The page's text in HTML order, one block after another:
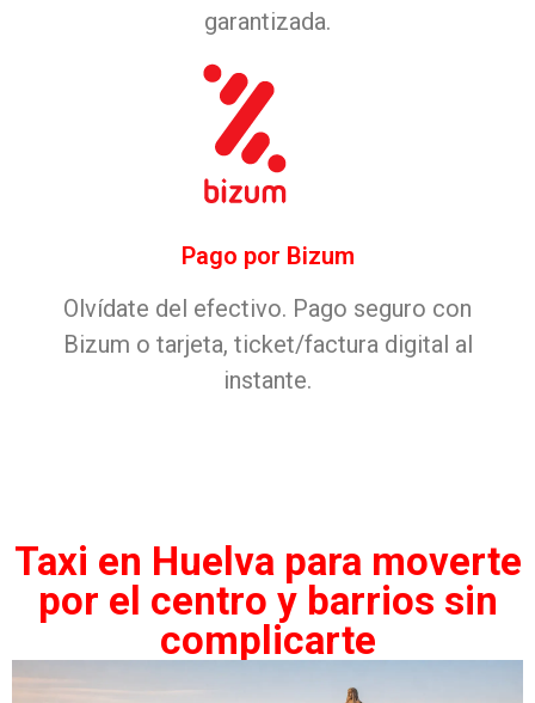
garantizada.
Pago por Bizum
Olvídate del efectivo. Pago seguro con
Bizum o tarjeta, ticket/factura digital al
instante.
Taxi en Huelva para moverte
por el centro y barrios sin
complicarte